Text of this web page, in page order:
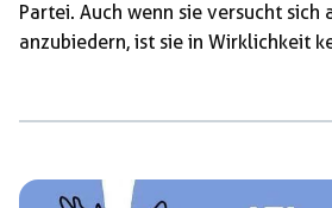
Partei. Auch wenn sie versucht sich
anzubiedern, ist sie in Wirklichkeit
der Bevölkerung. Lasst uns deshalb